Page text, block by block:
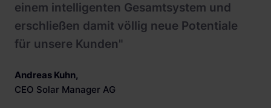
einem intelligenten Gesamtsystem und
erschließen damit völlig neue Potentiale
für unsere Kunden"
Andreas Kuhn,
CEO Solar Manager AG